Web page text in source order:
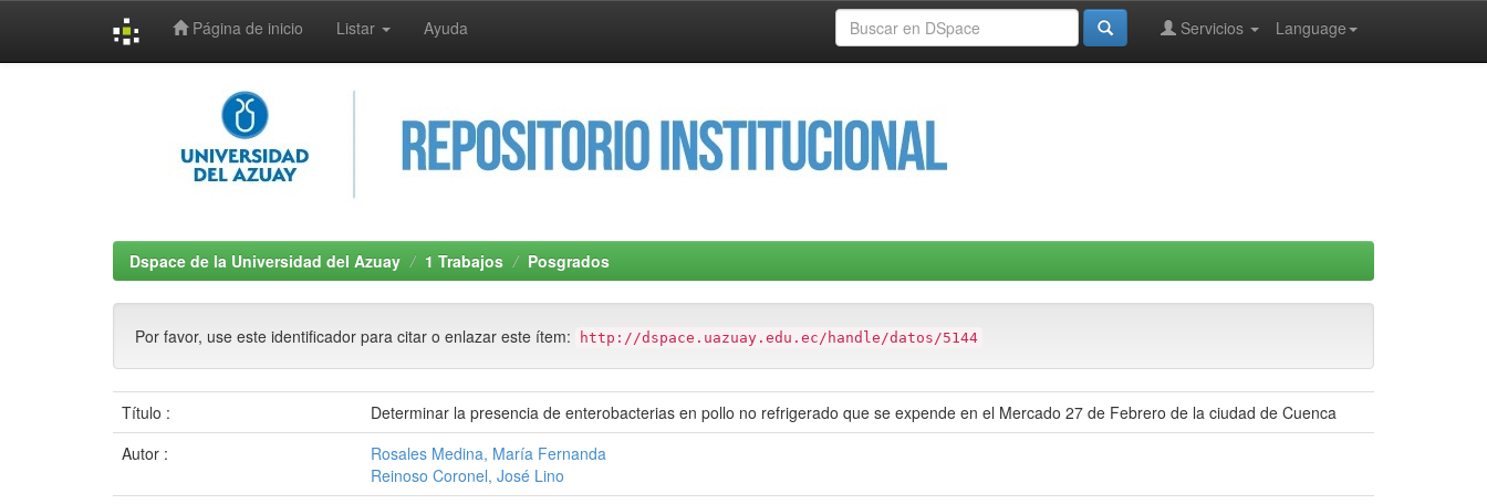
Página de inicio Listar Ayuda Language
Servicios
Dspace de la Universidad del Azuay 1 Trabajos Posgrados
Por favor, use este identificador para citar o enlazar este ítem: http://dspace.uazuay.edu.ec/handle/datos/5144
Título :
Determinar la presencia de enterobacterias en pollo no refrigerado que se expende en el Mercado 27 de Febrero de la ciudad de Cuenca
Autor :
Rosales Medina, María Fernanda
Reinoso Coronel, José Lino